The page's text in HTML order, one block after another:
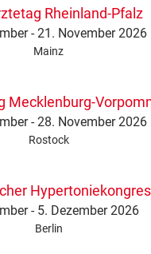
Rheinland-Pfalz
- 21. November 2026
Mainz
Mecklenburg-
- 28. November 2026
Rostock
- 5. Dezember 2026
Berlin